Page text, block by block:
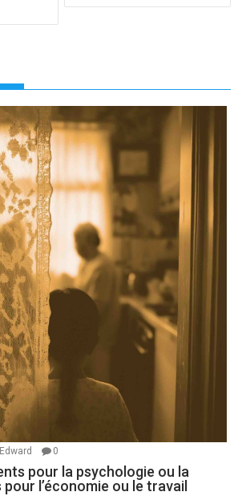
Edward 0
pour la psychologie ou la
l’économie ou le travail